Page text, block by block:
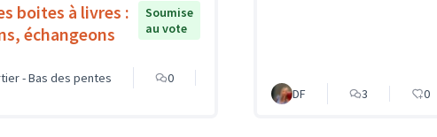
boites à livres :
échangeons
Soumise
au vote
- Bas des pentes
0
DF 3 0